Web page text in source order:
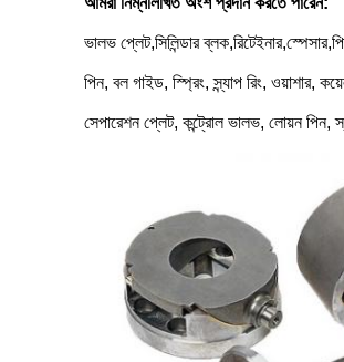
ভালভ প্লেট,সিলিন্ডার
পিন, বল গাইড, স্প্রিং, স্ন্যাপ রিং, ওয়াশার,
সেপারেশন প্লেট, কন্ট্রোল ভালভ, লোয়ন পিন,